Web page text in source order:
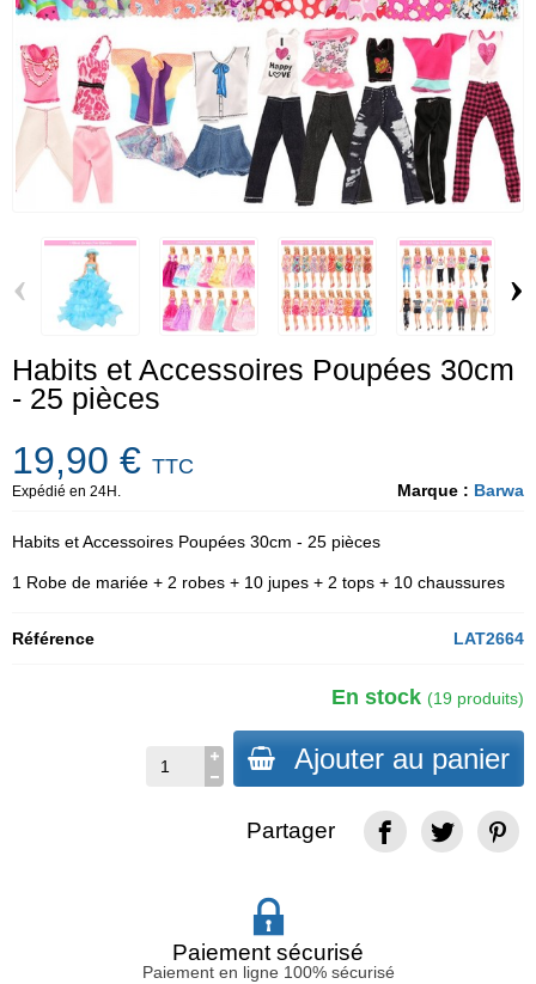
‹ ›
Habits et Accessoires Poupées 30cm
- 25 pièces
Marque : Barwa
19,90 € TTC
Expédié en 24H.
Habits et Accessoires Poupées 30cm - 25 pièces
1 Robe de mariée + 2 robes + 10 jupes + 2 tops + 10 chaussures
Référence LAT2664
En stock (19 produits)
Ajouter au panier
Partager
Paiement sécurisé
Paiement en ligne 100% sécurisé